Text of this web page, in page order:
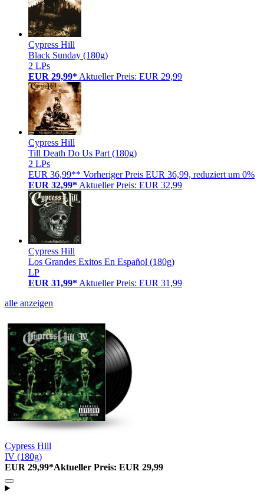
Cypress Hill
Black Sunday (180g)
2 LPs
EUR 29,99* Aktueller Preis: EUR 29,99
Cypress Hill
Till Death Do Us Part (180g)
2 LPs
EUR 36,99** Vorheriger Preis EUR 36,99, reduziert um 0%
EUR 32,99* Aktueller Preis: EUR 32,99
Cypress Hill
Los Grandes Exitos En Español (180g)
LP
EUR 31,99* Aktueller Preis: EUR 31,99
alle anzeigen
Cypress Hill
IV (180g)
EUR 29,99*Aktueller Preis: EUR 29,99